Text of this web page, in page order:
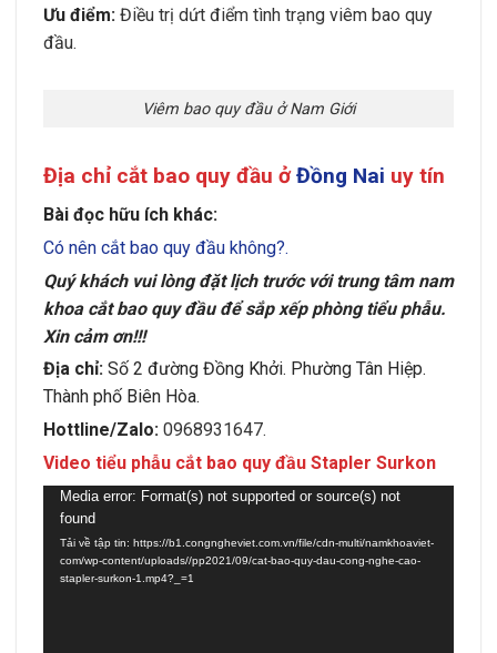
Ưu điểm: Điều trị dứt điểm tình trạng viêm bao quy
đầu.
Viêm bao quy đầu ở Nam Giới
Địa chỉ cắt bao quy đầu ởĐồng Nai uy tín
Bài đọc hữu ích khác:
Có nên cắt bao quy đầu không?.
Quý khách vui lòng đặt lịch trước với trung tâm nam
khoa cắt bao quy đầu để sắp xếp phòng tiểu phẫu.
Xin cảm ơn!!!
Địa chỉ: Số 2 đường Đồng Khởi. Phường Tân Hiệp.
Thành phố Biên Hòa.
Hottline/Zalo: 0968931647.
Video tiểu phẫu cắt bao quy đầu Stapler Surkon
Trình
chơi
Video
Media error: Format(s) not supported or source(s) not
found
Tải về tập tin: https://b1.congngheviet.com.vn/file/cdn-multi/namkhoaviet-
com/wp-content/uploads//pp2021/09/cat-bao-quy-dau-cong-nghe-cao-
stapler-surkon-1.mp4?_=1